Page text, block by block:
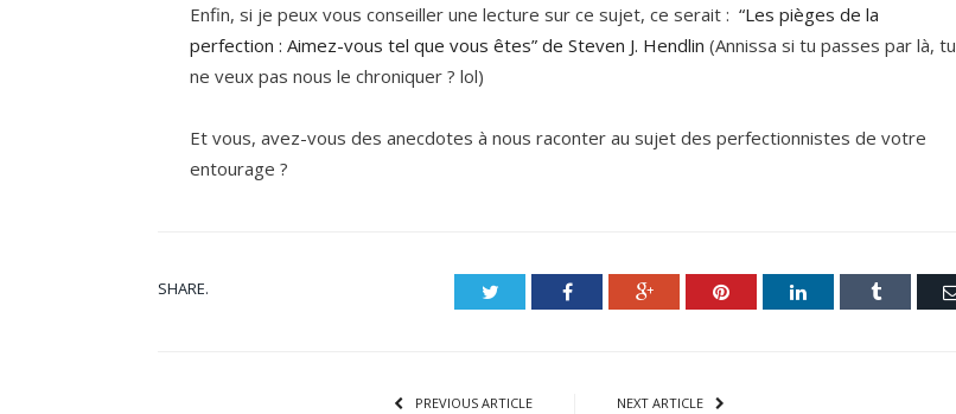
Enfin, si je peux vous conseiller une lecture sur ce sujet, ce serait :“Les pièges de la
perfection : Aimez-vous tel que vous êtes” de Steven J. Hendlin (Annissa si tu passes par là, tu
ne veux pas nous le chroniquer ? lol)
Et vous, avez-vous des anecdotes à nous raconter au sujet des perfectionnistes de votre
entourage ?
SHARE. Twitter Facebook Google+ Pinterest LinkedIn Tumblr
PREVIOUS ARTICLE NEXT ARTICLE